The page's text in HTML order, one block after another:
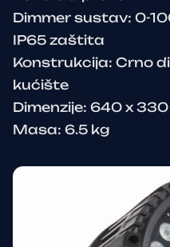
Dimmer sustav: 0-
IP65 zaštita
Konstrukcija: Crno
kućište
Dimenzije: 640 x
Masa: 6.5 kg